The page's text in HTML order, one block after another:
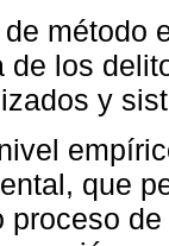
método
de los
y
que
proceso